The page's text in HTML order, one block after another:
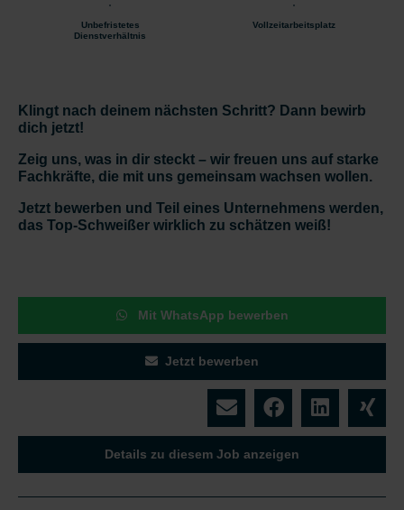
Unbefristetes
Dienstverhältnis
Vollzeitarbeitsplatz
Klingt nach deinem nächsten Schritt? Dann bewirb
dich jetzt!
Zeig uns, was in dir steckt – wir freuen uns auf starke
Fachkräfte, die mit uns gemeinsam wachsen wollen.
Jetzt bewerben und Teil eines Unternehmens werden,
das Top-Schweißer wirklich zu schätzen weiß!
Mit WhatsApp bewerben
Jetzt bewerben
Details zu diesem Job anzeigen